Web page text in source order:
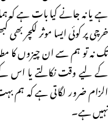
ہے یا نہ جانے کیا بات ہے کہ
خرچی پر کوئی ایسا موثر لکچر
تک نہ تو ہم سے ان چیزوں کا
کے لیے وقت نکالتے یا اس کے
الزام ضرور لگاتی ہے کہ ہم
نہیں ہے۔